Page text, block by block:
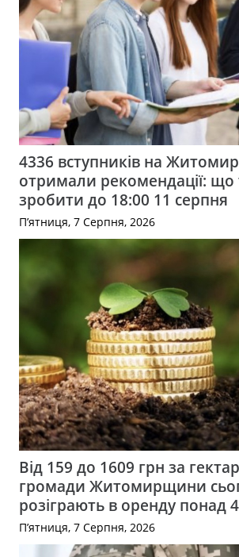
4336 вступників на
отримали рекомендації: що
зробити до 18:00 11 серпня
П’ятниця, 7 Серпня, 2026
Від 159 до 1609 грн за
громади Житомирщини
розіграють в оренду понад
П’ятниця, 7 Серпня, 2026